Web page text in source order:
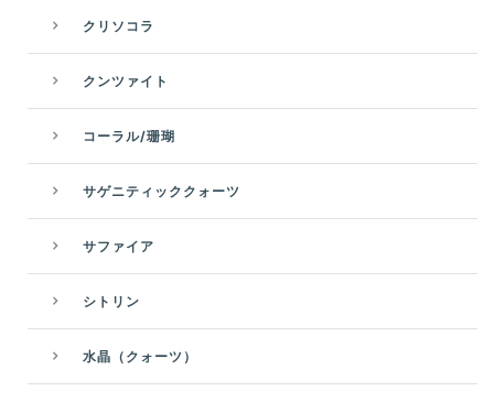
クリソコラ
クンツァイト
コーラル/珊瑚
サゲニティッククォーツ
サファイア
シトリン
水晶（クォーツ）